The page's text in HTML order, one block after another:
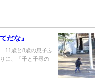
だな』
11歳と8歳の息子ふ
に、『千と千尋の